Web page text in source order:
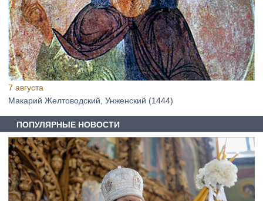
7 августа
Макарий Желтоводский, Унженский (1444)
ПОПУЛЯРНЫЕ НОВОСТИ